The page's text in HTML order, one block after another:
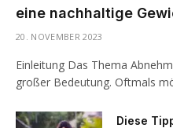
eine nachhaltige
20. NOVEMBER 2023
Einleitung Das Thema
großer Bedeutung. Oftmals
Diese